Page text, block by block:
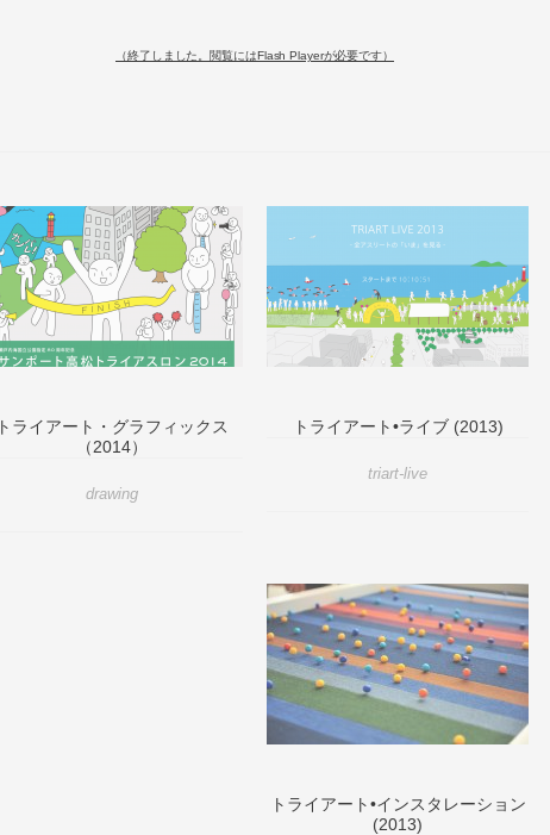
（終了しました。閲覧にはFlash Playerが必要です）
トライアート・グラフィックス
（2014）
drawing
トライアート•ライブ (2013)
triart-live
トライアート•インスタレーション
(2013)